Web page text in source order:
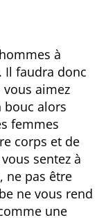
à
Il faudra donc
aimez
bouc alors
femmes
corps et de
sentez à
ne pas être
ne vous rend
une